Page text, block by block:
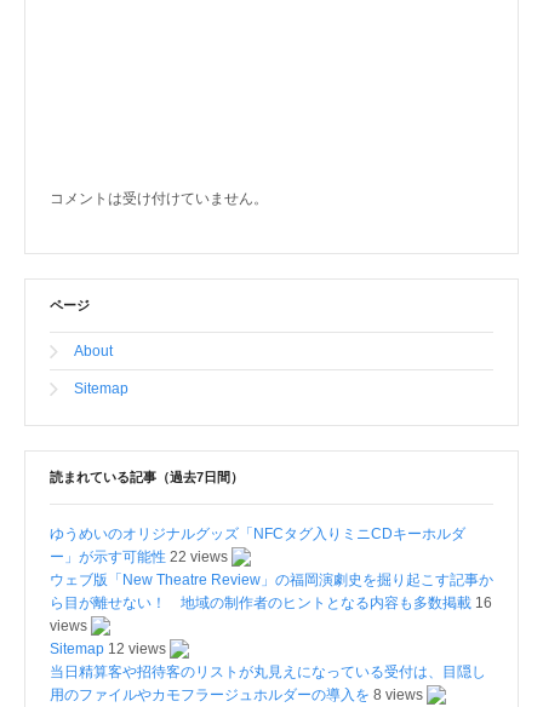
コメントは受け付けていません。
ページ
About
Sitemap
読まれている記事（過去7日間）
ゆうめいのオリジナルグッズ「NFCタグ入りミニCDキーホルダ
ー」が示す可能性 22 views
ウェブ版「New Theatre Review」の福岡演劇史を掘り起こす記事か
ら目が離せない！ 地域の制作者のヒントとなる内容も多数掲載 16
views
Sitemap 12 views
当日精算客や招待客のリストが丸見えになっている受付は、目隠し
用のファイルやカモフラージュホルダーの導入を 8 views